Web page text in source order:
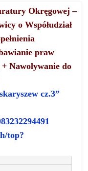
Okręgowej –
o Współudział
praw
Nawolywanie do
cz.3”
top?